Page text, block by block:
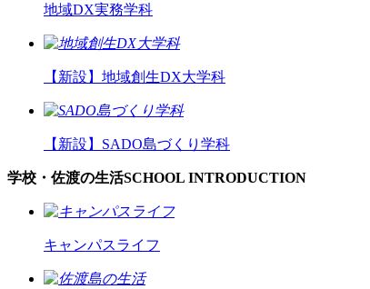
地域DX実務学科
【新設】 地域創生DX大学科
【新設】 SADO島づくり学科
学校・佐渡の生活SCHOOL INTRODUCTION
キャンパスライフ